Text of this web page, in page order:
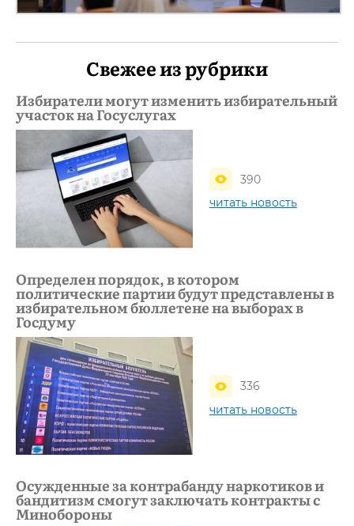
Свежее из рубрики
Избиратели могут изменить избирательный
участок на Госуслугах
390
читать новость
Определен порядок, в котором
политические партии будут представлены в
избирательном бюллетене на выборах в
Госдуму
336
читать новость
Осужденные за контрабанду наркотиков и
бандитизм смогут заключать контракты с
Минобороны